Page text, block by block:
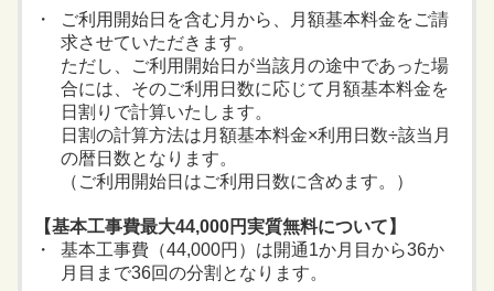
ご利用開始日を含む月から、月額基本料金をご請
求させていただきます。
ただし、ご利用開始日が当該月の途中であった場
合には、そのご利用日数に応じて月額基本料金を
日割りで計算いたします。
日割の計算方法は月額基本料金×利用日数÷該当月
の暦日数となります。
（ご利用開始日はご利用日数に含めます。）
【基本工事費最大44,000円実質無料について】
基本工事費（44,000円）は開通1か月目から36か
月目まで36回の分割となります。